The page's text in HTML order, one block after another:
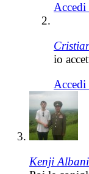
Accedi
io
Accedi
Kenji Albani